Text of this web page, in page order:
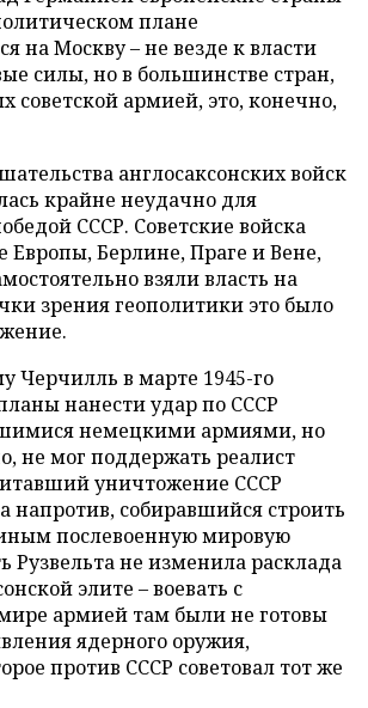
плане
на Москву – не везде к власти
силы, но в большинстве стран,
советской армией, это, конечно,
англосаксонских войск
крайне неудачно для
СССР. Советские войска
Европы, Берлине, Праге и Вене,
взяли власть на
зрения геополитики это было
Черчилль в марте 1945-го
нанести удар по СССР
немецкими армиями, но
не мог поддержать реалист
уничтожение СССР
напротив, собиравшийся строить
послевоенную мировую
Рузвельта не изменила расклада
элите – воевать с
армией там были не готовы
ядерного оружия,
против СССР советовал тот же